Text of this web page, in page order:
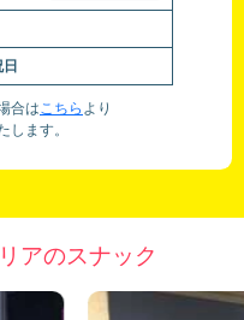
合はこちら より
します。
アのスナック